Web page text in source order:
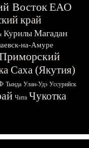
ВостокЕАО
край
Курилы Магадан
на-Амуре
Саха (Якутия)
Тында Улан-Удэ Уссурийск
Чита Чукотка